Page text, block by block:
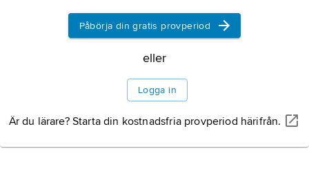
Information om artikeln
Påbörja din gratis provperiod
eller
Logga in
Är du lärare? Starta din kostnadsfria provperiod härifrån.